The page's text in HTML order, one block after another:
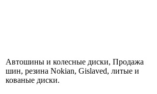
Автошины и колесные диски, Продажа
шин, резина Nokian, Gislaved, литые и
кованые диски.